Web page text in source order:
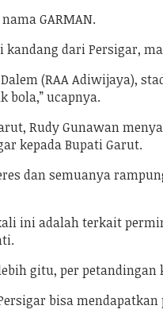
GARMAN.
dari Persigar,
(RAA Adiwijaya),
bola,” ucapnya.
Rudy Gunawan
kepada Bupati Garut.
dan semuanya
ini adalah terkait
gitu, per
bisa